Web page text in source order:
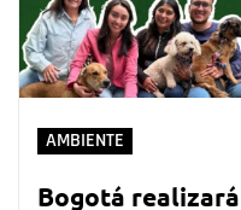
AMBIENTE
Bogotá